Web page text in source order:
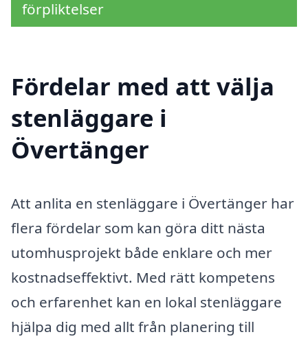
förpliktelser
Fördelar med att välja
stenläggare i
Övertänger
Att anlita en stenläggare i Övertänger har
flera fördelar som kan göra ditt nästa
utomhusprojekt både enklare och mer
kostnadseffektivt. Med rätt kompetens
och erfarenhet kan en lokal stenläggare
hjälpa dig med allt från planering till